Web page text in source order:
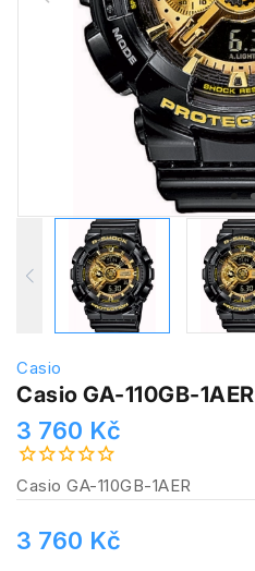
Casio
Casio GA-110GB-1AER
3 760 Kč
Casio GA-110GB-1AER
3 760 Kč